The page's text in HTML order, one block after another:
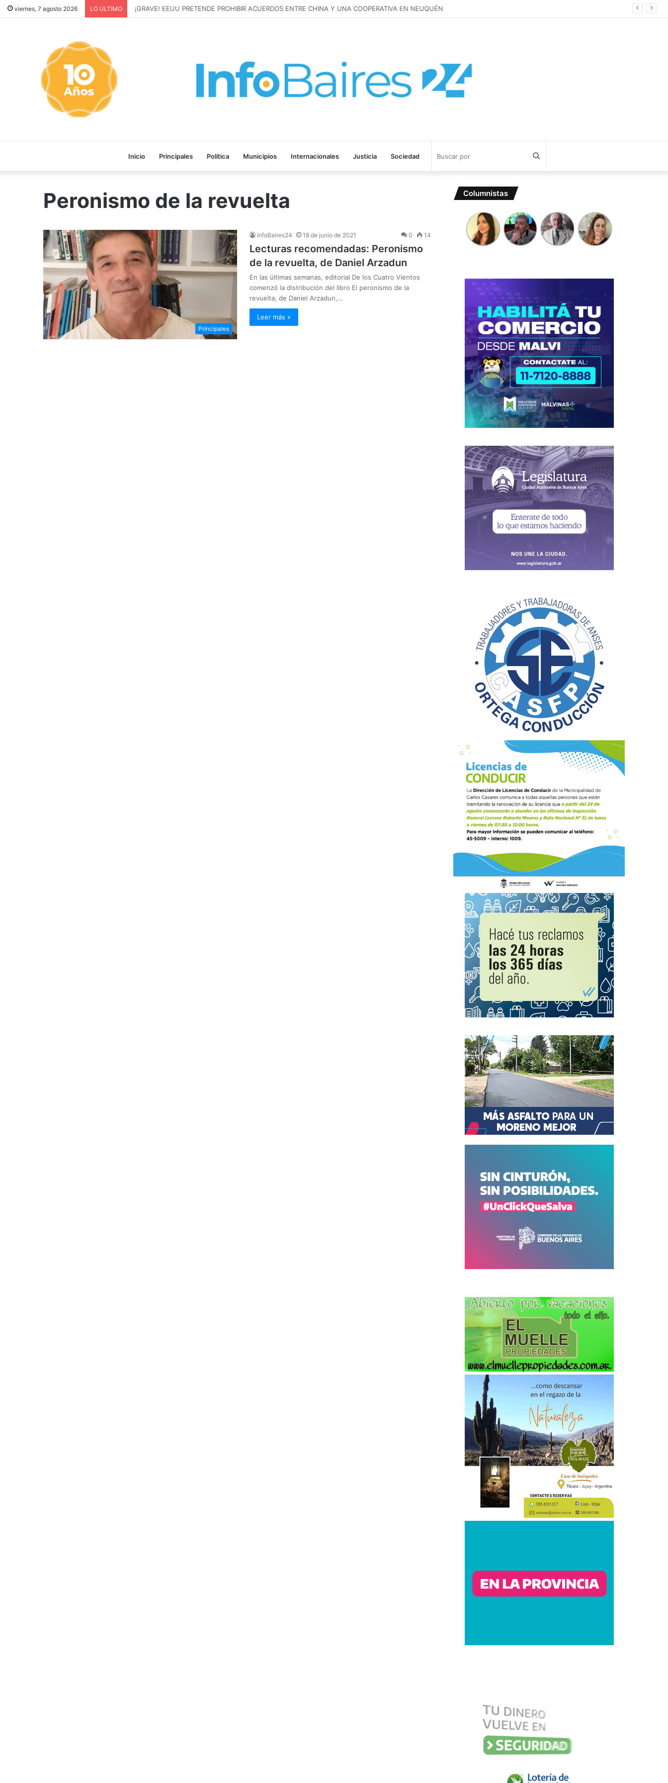
viernes, 7 agosto 2026 LO ULTIMO ¡GRAVE! EEUU PRETENDE PROHIBIR ACUERDOS ENTRE CHINA Y UNA COOPERATIVA EN NEUQUÉN
Inicio Principales Política Municipios Internacionales Justicia Sociedad
Peronismo de la revuelta
Principales
InfoBaires24 18 de junio de 2021 0 14
Lecturas recomendadas: Peronismo
de la revuelta, de Daniel Arzadun
En las últimas semanas, editorial De los Cuatro Vientos
comenzó la distribución del libro El peronismo de la
revuelta, de Daniel Arzadun,…
Leer más »
Columnistas